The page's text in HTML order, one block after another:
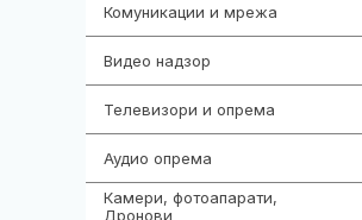
Комуникации и мрежа
Видео надзор
Телевизори и опрема
Аудио опрема
Камери, фотоапарати,
Дронови